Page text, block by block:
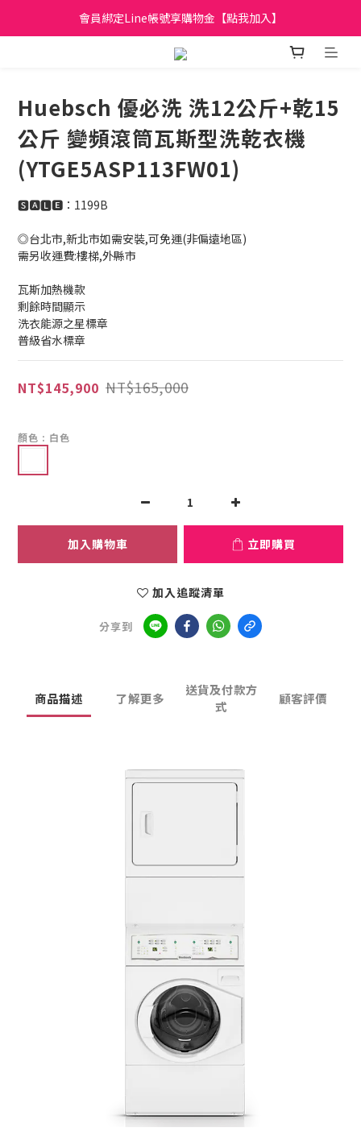
日立家電、國際牌 原廠管制價格 私訊優惠價
全館滿299元免運
Huebsch 優必洗 洗12公斤+乾15
公斤 變頻滾筒瓦斯型洗乾衣機
(YTGE5ASP113FW01)
🆂🅰🅻🅴：1199B
◎台北市,新北市如需安裝,可免運(非偏遠地區)
需另收運費:樓梯,外縣市
瓦斯加熱機款
剩餘時間顯示
洗衣能源之星標章
普級省水標章
NT$145,900 NT$165,000
顏色 : 白色
加入購物車 立即購買
加入追蹤清單
分享到
商品描述 了解更多
送貨及付款方
式
顧客評價